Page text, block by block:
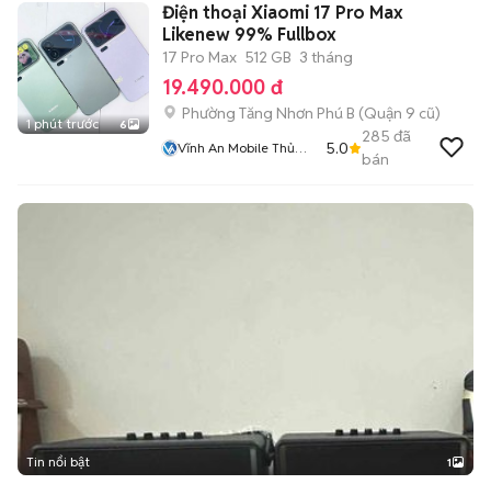
1 phút trước 6
Điện thoại Xiaomi 17 Pro Max
Likenew 99% Fullbox
17 Pro Max 512 GB 3 tháng
19.490.000 đ
Phường Tăng Nhơn Phú B (Quận 9 cũ)
Vĩnh An Mobile Thủ
5.0
285 đã
bán
Tin nổi bật 1